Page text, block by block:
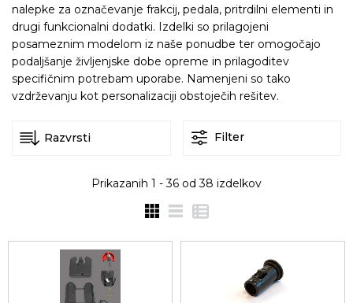
nalepke za označevanje frakcij, pedala, pritrdilni elementi in
drugi funkcionalni dodatki. Izdelki so prilagojeni
posameznim modelom iz naše ponudbe ter omogočajo
podaljšanje življenjske dobe opreme in prilagoditev
specifičnim potrebam uporabe. Namenjeni so tako
vzdrževanju kot personalizaciji obstoječih rešitev.
Filter
Prikazanih 1 - 36 od38 izdelkov